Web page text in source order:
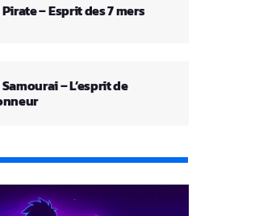
– Esprit des 7 mers
– L’esprit de